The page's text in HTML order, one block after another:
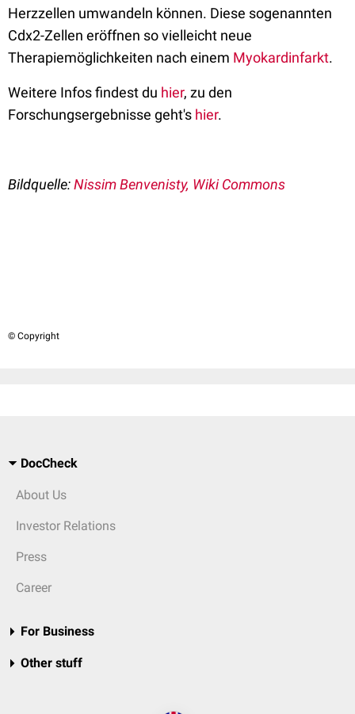
Herzzellen umwandeln können. Diese sogenannten
Cdx2-Zellen eröffnen so vielleicht neue
Therapiemöglichkeiten nach einem Myokardinfarkt.
Weitere Infos findest du hier, zu den
Forschungsergebnisse geht's hier.
Bildquelle:Nissim Benvenisty, Wiki Commons
© Copyright
DocCheck
About Us
Investor Relations
Press
Career
For Business
Other stuff